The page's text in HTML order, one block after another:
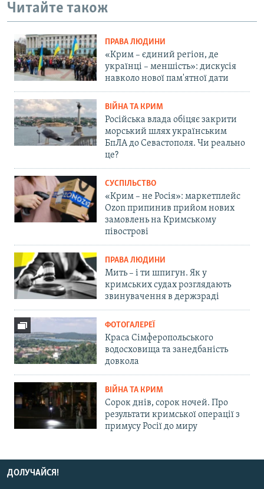
Читайте також
ПРАВА ЛЮДИНИ
«Крим – єдиний регіон, де
українці – меншість»: дискусія
навколо нової пам'ятної дати
ВІЙНА ТА КРИМ
Російська влада обіцяє закрити
морський шлях українським
БпЛА до Севастополя. Чи реально
це?
СУСПІЛЬСТВО
«Крим – не Росія»: маркетплейс
Ozon припинив прийом нових
замовлень на Кримському
півострові
ПРАВА ЛЮДИНИ
Мить – і ти шпигун. Як у
кримських судах розглядають
звинувачення в держзраді
ФОТОГАЛЕРЕЇ
Краса Сімферопольського
водосховища та занедбаність
довкола
ВІЙНА ТА КРИМ
Сорок днів, сорок ночей. Про
результати кримської операції з
примусу Росії до миру
ДОЛУЧАЙСЯ!